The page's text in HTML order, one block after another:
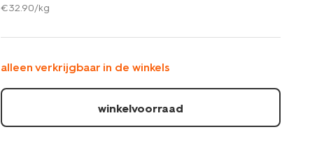
garen-
60760046.html
€32.90/kg
alleen verkrijgbaar in de winkels
winkelvoorraad